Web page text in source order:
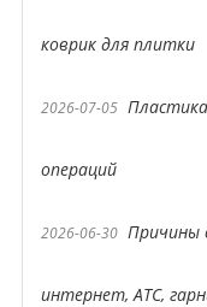
коврик для плитки
2026-07-05
операций
2026-06-30 Причины
интернет, АТС,